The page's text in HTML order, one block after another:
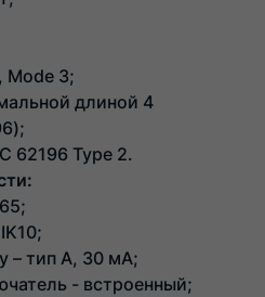
Mode 3;
длиной 4
62196 Type 2.
– тип А, 30 мА;
- встроенный;